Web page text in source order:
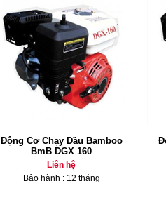
Động Cơ Chạy Dầu Bamboo
BmB DGX 160
Liên hệ
Bảo hành : 12 tháng